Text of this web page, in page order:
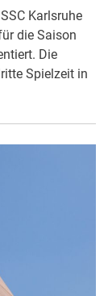
Karlsruhe
die Saison
Die
Spielzeit in